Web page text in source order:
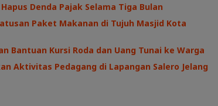
Denda Pajak Selama Tiga Bulan
Paket Makanan di Tujuh Masjid Kota
Bantuan Kursi Roda dan Uang Tunai ke Warga
Aktivitas Pedagang di Lapangan Salero Jelang